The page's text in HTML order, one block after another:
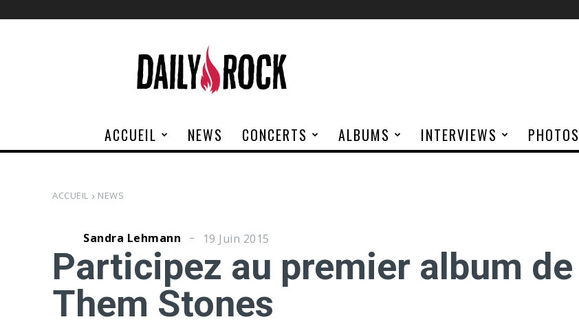
Rock
ACCUEIL NEWS CONCERTS ALBUMS INTERVIEWS PHOTOS
ACCUEIL NEWS
Sandra Lehmann 19 Juin 2015
Participez au premier album de
Them Stones